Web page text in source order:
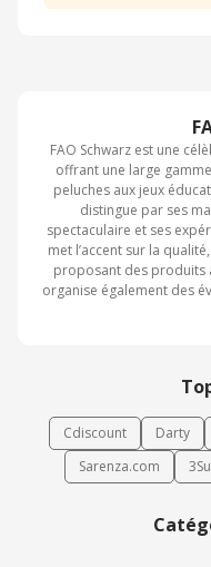
FAO Schwarz est une
offrant une large
peluches aux jeux
distingue par ses
spectaculaire et ses
met l’accent sur la
proposant des produits
organise également des
immersives pour toute la
Cdiscount Darty
Sarenza.com